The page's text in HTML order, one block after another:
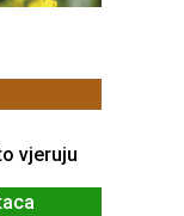
vjeruju